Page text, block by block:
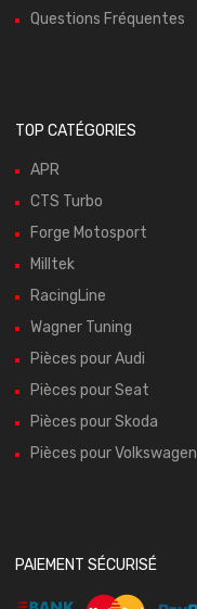
Questions Fréquentes
TOP CATÉGORIES
APR
CTS Turbo
Forge Motosport
Milltek
RacingLine
Wagner Tuning
Pièces pour Audi
Pièces pour Seat
Pièces pour Skoda
Pièces pour Volkswagen
PAIEMENT SÉCURISÉ